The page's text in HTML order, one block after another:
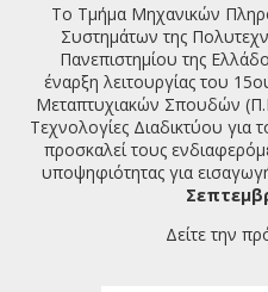
ΤΕΛΕΥΤΑΙΕΣ
Πρόσκληση υποβολής
φοιτητών στο ΠΜΣ Ευφυείς
2026-2027
07/07/2026
Εργασιών Ιούνιος 2026
Το Τμήμα Μηχανικών
Συστημάτων της
Πανεπιστημίου της
έναρξη λειτουργίας του
Μεταπτυχιακών Σπουδών
Τεχνολογίες Διαδικτύου για
προσκαλεί τους
υποψηφιότητας για
Δείτε την